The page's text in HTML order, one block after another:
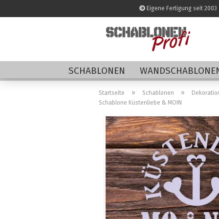
Eigene Fertigung seit 2003
SCHABLONEN
Startseite » Schablonen »
Schablone Küstenliebe & MOIN